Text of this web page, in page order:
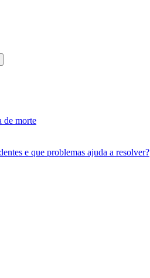
de morte
e que problemas ajuda a resolver?